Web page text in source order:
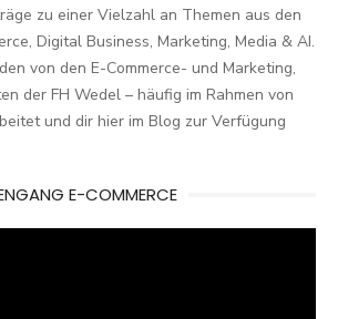
zu einer Vielzahl an Themen aus den
Digital Business, Marketing, Media & AI.
von den E-Commerce- und Marketing,
der FH Wedel – häufig im Rahmen von
und dir hier im Blog zur Verfügung
E-COMMERCE